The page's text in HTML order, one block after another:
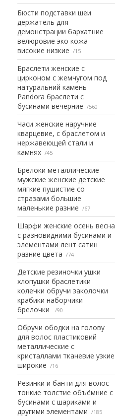
Бюсти подставки шеи
держатель для
демонстрации бархатние
велюровие эко кожа
високие низкие
15
Браслети женские с
цирконом с жемчугом под
натуральний камень
Pandora браслети с
бусинами вечерние
560
Часи женские наручние
кварцевие, с браслетом и
нержавеющей стали и
камнях
45
Брелоки металлические
мужские женские детские
мягкие пушистие со
стразами большие
маленькие разние
67
Шарфи женские осень весна
с разновидними бусинами и
элементами лент сатин
разние цвета
74
Детские резиночки ушки
хлопушки браслетики
колечки обручи заколочки
крабики наборчики
брелочки
90
Обручи ободки на голову
для волос пластиковий
металлические с
кристаллами тканевие узкие
широкие
16
Резинки и банти для волос
тонкие толстие объёмние с
бусинами с шариками и
другими элементами
185